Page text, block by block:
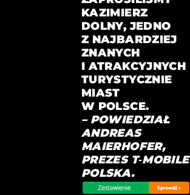
KAZIMIERZ
DOLNY, JEDNO
Z NAJBARDZIEJ
ZNANYCH
I ATRAKCYJNYCH
TURYSTYCZNIE
MIAST
W POLSCE.
– POWIEDZIAŁ
ANDREAS
MAIERHOFER,
PREZES T‑MOBILE
POLSKA.